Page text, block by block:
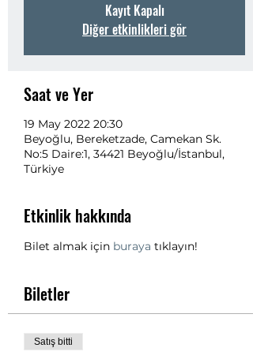
Kayıt Kapalı
Diğer etkinlikleri gör
Saat ve Yer
19 May 2022 20:30
Beyoğlu, Bereketzade, Camekan Sk.
No:5 Daire:1, 34421 Beyoğlu/İstanbul,
Türkiye
Etkinlik hakkında
Bilet almak için buraya tıklayın!
Biletler
Satış bitti